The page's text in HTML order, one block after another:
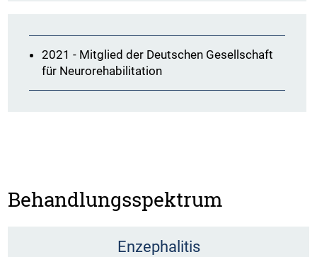
2021 - Mitglied der Deutschen Gesellschaft
für Neurorehabilitation
Behandlungsspektrum
Enzephalitis